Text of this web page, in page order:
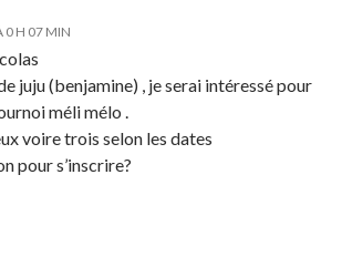
0 H 07 MIN
juju (benjamine) , je serai intéressé pour
méli mélo .
voire trois selon les dates
pour s’inscrire?